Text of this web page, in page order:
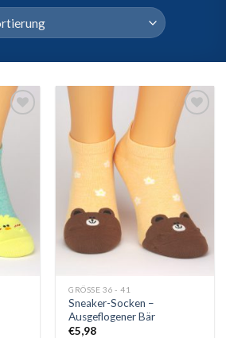
GRÖSSE 36 - 41
Sneaker-Socken –
Ausgeflogener Bär
€5,98